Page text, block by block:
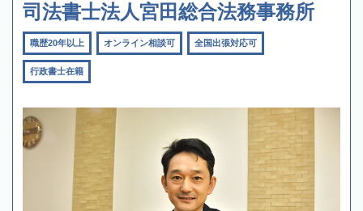
司法書士法人宮田総合法務事務所
職歴20年以上 オンライン相談可 全国出張対応可
行政書士在籍